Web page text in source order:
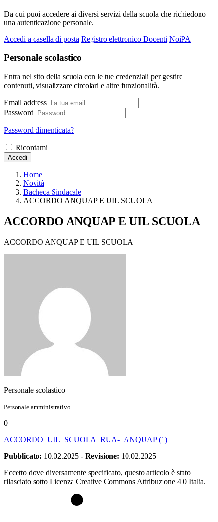
Da qui puoi accedere ai diversi servizi della scuola che richiedono
una autenticazione personale.
Accedi a casella di posta Registro elettronico Docenti NoiPA
Personale scolastico
Entra nel sito della scuola con le tue credenziali per gestire
contenuti, visualizzare circolari e altre funzionalità.
Email address
Password
Password dimenticata?
Ricordami
Accedi
Home
Novità
Bacheca Sindacale
ACCORDO ANQUAP E UIL SCUOLA
ACCORDO ANQUAP E UIL SCUOLA
ACCORDO ANQUAP E UIL SCUOLA
Personale scolastico
Personale amministrativo
0
ACCORDO_UIL_SCUOLA_RUA-_ANQUAP (1)
Pubblicato: 10.02.2025 - Revisione: 10.02.2025
Eccetto dove diversamente specificato, questo articolo è stato
rilasciato sotto Licenza Creative Commons Attribuzione 4.0 Italia.